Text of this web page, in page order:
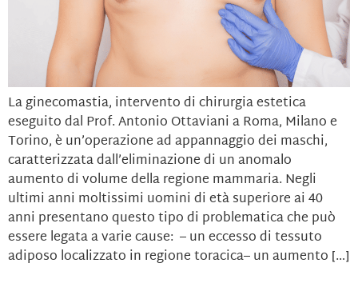
La ginecomastia, intervento di chirurgia estetica
eseguito dal Prof. Antonio Ottaviani a Roma, Milano e
Torino, è un’operazione ad appannaggio dei maschi,
caratterizzata dall’eliminazione di un anomalo
aumento di volume della regione mammaria. Negli
ultimi anni moltissimi uomini di età superiore ai 40
anni presentano questo tipo di problematica che può
essere legata a varie cause: – un eccesso di tessuto
adiposo localizzato in regione toracica– un aumento […]